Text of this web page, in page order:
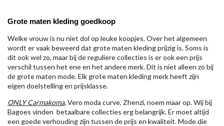
Grote maten kleding goedkoop
Welke vrouw is nu niet dol op leuke koopjes. Over het algemeen
wordt er vaak beweerd dat grote maten kleding prijzig is. Soms is
dit ook wel zo, maar bij de reguliere collecties is er ook een prijs
verschil tussen het ene en het andere merk. Dit is niet alleen zo bij
de grote maten mode. Elk grote maten kleding merk heeft zijn
eigen doelstelling en prijsklasse.
ONLY Carmakoma, Vero moda curve, Zhenzi, noem maar op. Wij bij
Bagoes vinden betaalbare collecties erg belangrijk. Er moet altijd
een goede verhouding zijn tussen de prijs en kwaliteit. Mode die